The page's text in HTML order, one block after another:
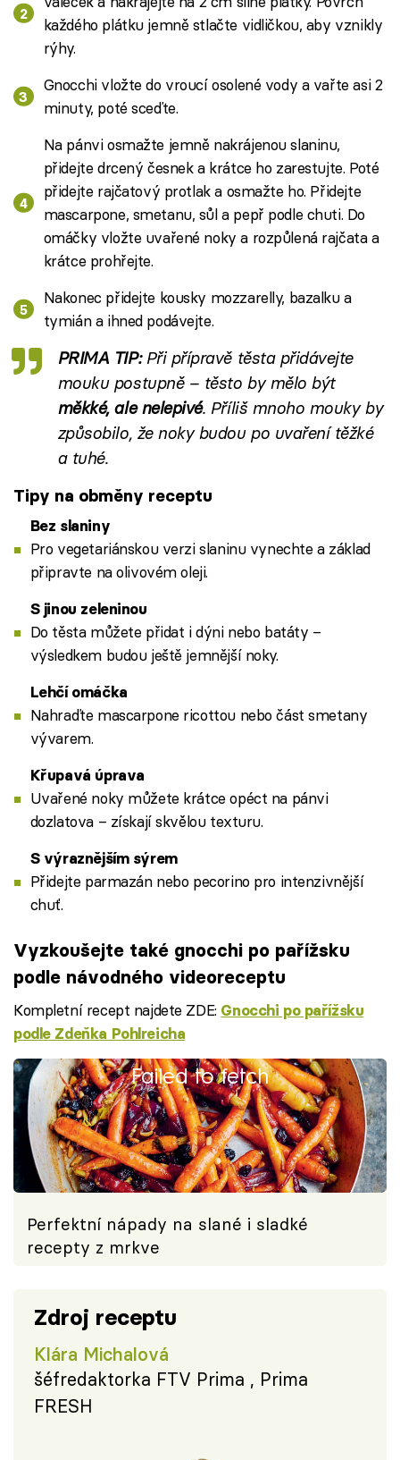
každého plátku jemně stlačte vidličkou, aby vznikly
rýhy.
Gnocchi vložte do vroucí osolené vody a vařte asi 2
minuty, poté sceďte.
Na pánvi osmažte jemně nakrájenou slaninu,
přidejte drcený česnek a krátce ho zarestujte. Poté
přidejte rajčatový protlak a osmažte ho. Přidejte
mascarpone, smetanu, sůl a pepř podle chuti. Do
omáčky vložte uvařené noky a rozpůlená rajčata a
krátce prohřejte.
Nakonec přidejte kousky mozzarelly, bazalku a
tymián a ihned podávejte.
PRIMA TIP:Při přípravě těsta přidávejte
mouku postupně – těsto by mělo být
měkké, ale nelepivé. Příliš mnoho mouky by
způsobilo, že noky budou po uvaření těžké
a tuhé.
Tipy na obměny receptu
Bez slaniny
Pro vegetariánskou verzi slaninu vynechte a základ
připravte na olivovém oleji.
S jinou zeleninou
Do těsta můžete přidat i dýni nebo batáty –
výsledkem budou ještě jemnější noky.
Lehčí omáčka
Nahraďte mascarpone ricottou nebo část smetany
vývarem.
Křupavá úprava
Uvařené noky můžete krátce opéct na pánvi
dozlatova – získají skvělou texturu.
S výraznějším sýrem
Přidejte parmazán nebo pecorino pro intenzivnější
chuť.
Vyzkoušejte také gnocchi po pařížsku
podle návodného videoreceptu
Kompletní recept najdete ZDE: Gnocchi po pařížsku
podle Zdeňka Pohlreicha
Failed to fetch
Perfektní nápady na slané i sladké
recepty z mrkve
Zdroj receptu
Klára Michalová
šéfredaktorka FTV Prima , Prima
FRESH